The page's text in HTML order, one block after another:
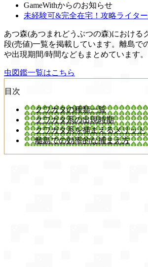
GameWithからのお知らせ
未経験可&完全在宅！攻略ライター
あつ森(あつまれどうぶつの森)における
段(売値)一覧を掲載しています。離島で
や出現期間/時間などもまとめています。
虫図鑑一覧はこちら
目次
クワガタの種類一覧
クワガタ系の出現時期
クワガタ系を捕まえるメリット
離島での効率的な捕まえ方